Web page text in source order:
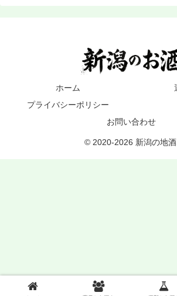
ホーム
プライバシーポリシー
お問い合わせ
© 2020-2026 新潟の地酒.